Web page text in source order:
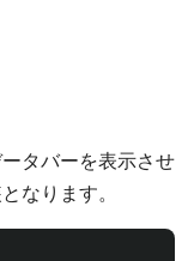
タバーを表示させ
なります。